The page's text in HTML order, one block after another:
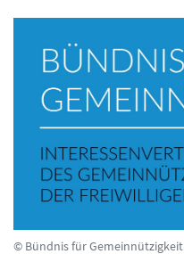
© Bündnis für Gemeinnützigkeit